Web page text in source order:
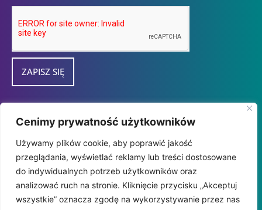
Cenimy prywatność użytkowników
Używamy plików cookie, aby poprawić jakość
przeglądania, wyświetlać reklamy lub treści dostosowane
do indywidualnych potrzeb użytkowników oraz
analizować ruch na stronie. Kliknięcie przycisku „Akceptuj
wszystkie” oznacza zgodę na wykorzystywanie przez nas
ZAPISZ SIĘ
Przedsiębiorca uzyskał subwencję finansową w
ramach programu "tarcza Finansowa 2.0
Polskiego Funduszu Rozwoju dla Mikro i
MałychFirm" udzieloną przez
PFR SA.